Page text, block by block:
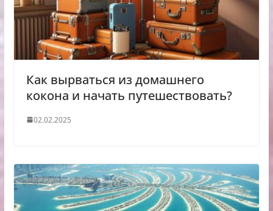
Как вырваться из домашнего
кокона и начать путешествовать?
02.02.2025